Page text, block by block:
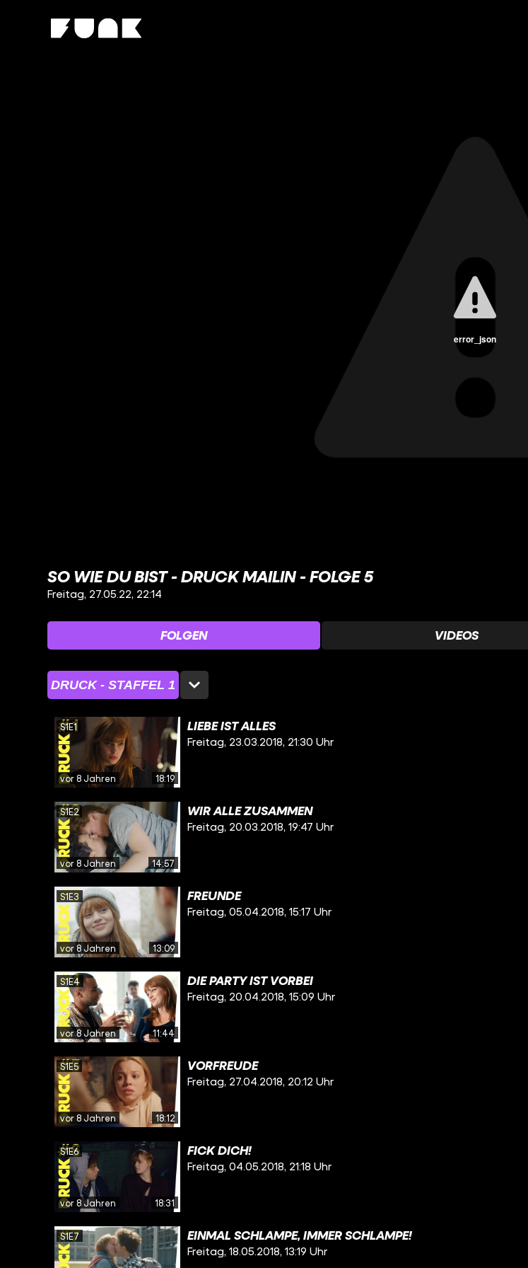
error_json
SO WIE DU BIST - DRUCK MAILIN - FOLGE 5
Freitag, 27.05.22, 22:14
FOLGEN VIDEOS
DRUCK - STAFFEL 1
vor 8 Jahren 18:19
S1E1 LIEBE IST ALLES
Freitag, 23.03.2018, 21:30 Uhr
vor 8 Jahren 14:57
S1E2 WIR ALLE ZUSAMMEN
Freitag, 20.03.2018, 19:47 Uhr
vor 8 Jahren 13:09
S1E3 FREUNDE
Freitag, 05.04.2018, 15:17 Uhr
vor 8 Jahren 11:44
S1E4 DIE PARTY IST VORBEI
Freitag, 20.04.2018, 15:09 Uhr
vor 8 Jahren 18:12
S1E5 VORFREUDE
Freitag, 27.04.2018, 20:12 Uhr
vor 8 Jahren 18:31
S1E6 FICK DICH!
Freitag, 04.05.2018, 21:18 Uhr
S1E7 EINMAL SCHLAMPE, IMMER SCHLAMPE!
Freitag, 18.05.2018, 13:19 Uhr